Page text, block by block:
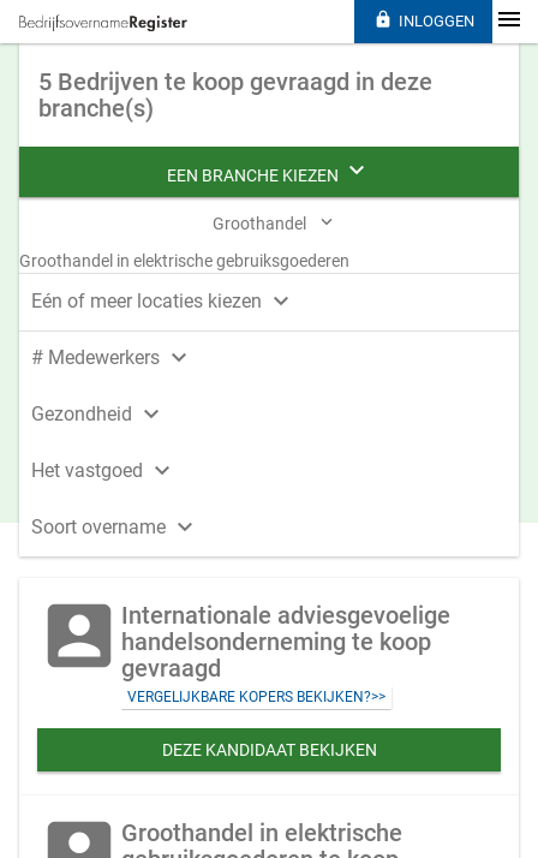
5 Bedrijven te koop gevraagd in deze
branche(s)
EEN BRANCHE KIEZEN 
Groothandel 
Groothandel in elektrische gebruiksgoederen
Eén of meer locaties kiezen 
# Medewerkers 
Gezondheid 
Het vastgoed 
Soort overname 
account_box Internationale adviesgevoelige
handelsonderneming te koop
gevraagd
VERGELIJKBARE KOPERS BEKIJKEN?>>
DEZE KANDIDAAT BEKIJKEN
Groothandel in elektrische
 INLOGGEN